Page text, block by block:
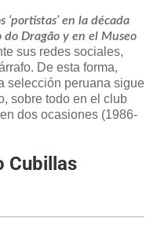
en la década
Dragão y en el Museo
sus redes sociales,
De esta forma,
selección peruana sigue
sobre todo en el club
dos ocasiones (1986-
Cubillas